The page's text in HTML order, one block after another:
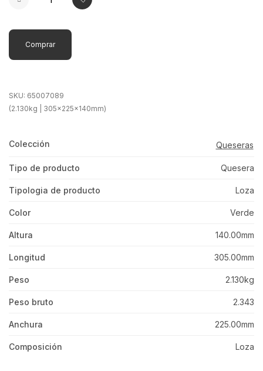
Comprar
SKU: 65007089
(2.130kg | 305x225x140mm)
Colección Queseras
Tipo de producto Quesera
Tipologia de producto Loza
Color Verde
Altura 140.00mm
Longitud 305.00mm
Peso 2.130kg
Peso bruto 2.343
Anchura 225.00mm
Composición Loza